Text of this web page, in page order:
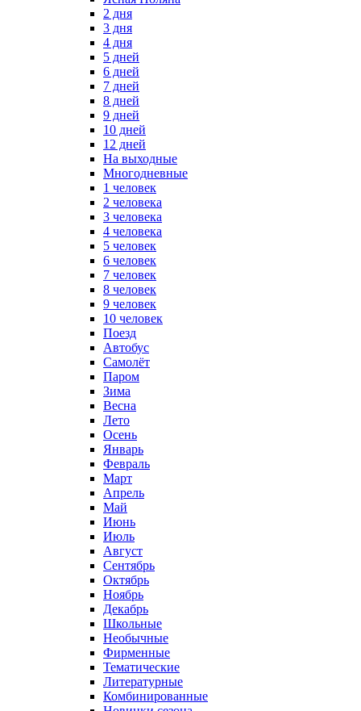
2 дня
3 дня
4 дня
5 дней
6 дней
7 дней
8 дней
9 дней
10 дней
12 дней
На выходные
Многодневные
1 человек
2 человека
3 человека
4 человека
5 человек
6 человек
7 человек
8 человек
9 человек
10 человек
Поезд
Автобус
Самолёт
Паром
Зима
Весна
Лето
Осень
Январь
Февраль
Март
Апрель
Май
Июнь
Июль
Август
Сентябрь
Октябрь
Ноябрь
Декабрь
Школьные
Необычные
Фирменные
Тематические
Литературные
Комбинированные